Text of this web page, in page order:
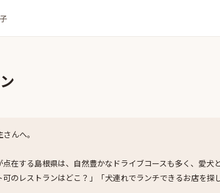
んへ。
在する島根県は、自然豊かなドライブコースも多く、愛犬
のレストランはどこ？」「犬連れでランチできるお店を探